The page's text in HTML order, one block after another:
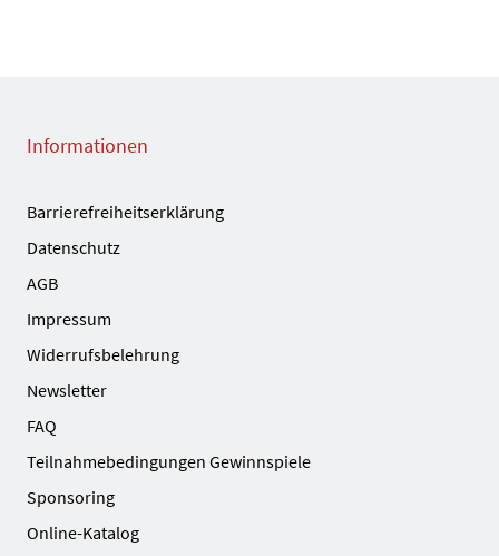
Informationen
Barrierefreiheitserklärung
Datenschutz
AGB
Impressum
Widerrufsbelehrung
Newsletter
FAQ
Teilnahmebedingungen Gewinnspiele
Sponsoring
Online-Katalog